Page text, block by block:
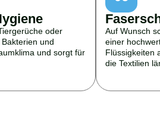
oder
und
und sorgt für
Auf Wunsch
einer
Flüssigkeiten
die Textilien